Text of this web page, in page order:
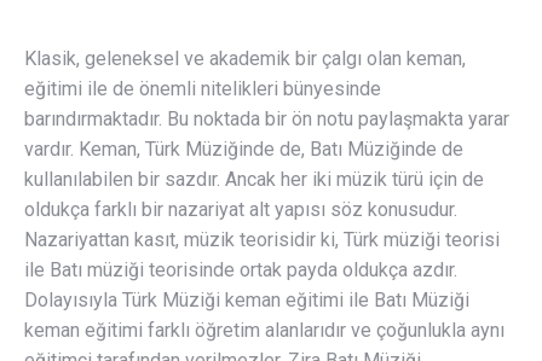
Klasik, geleneksel ve akademik bir çalgı olan keman,
eğitimi ile de önemli nitelikleri bünyesinde
barındırmaktadır. Bu noktada bir ön notu paylaşmakta yarar
vardır. Keman, Türk Müziğinde de, Batı Müziğinde de
kullanılabilen bir sazdır. Ancak her iki müzik türü için de
oldukça farklı bir nazariyat alt yapısı söz konusudur.
Nazariyattan kasıt, müzik teorisidir ki, Türk müziği teorisi
ile Batı müziği teorisinde ortak payda oldukça azdır.
Dolayısıyla Türk Müziği keman eğitimi ile Batı Müziği
keman eğitimi farklı öğretim alanlarıdır ve çoğunlukla aynı